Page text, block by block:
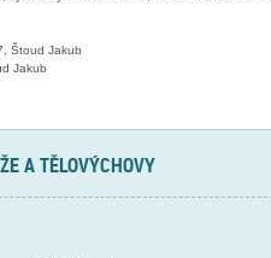
Štoud Jakub
Jakub
A TĚLOVÝCHOVY